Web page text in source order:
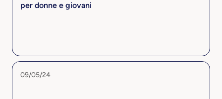
per donne e giovani
09/05/24